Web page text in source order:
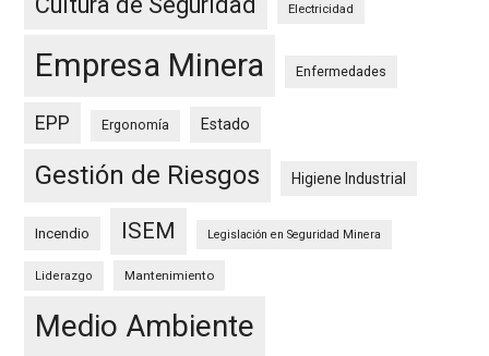
Electricidad
Empresa Minera Enfermedades
EPP Ergonomía Estado
Gestión de Riesgos Higiene Industrial
Incendio ISEM Legislación en Seguridad Minera
Liderazgo Mantenimiento
Medio Ambiente